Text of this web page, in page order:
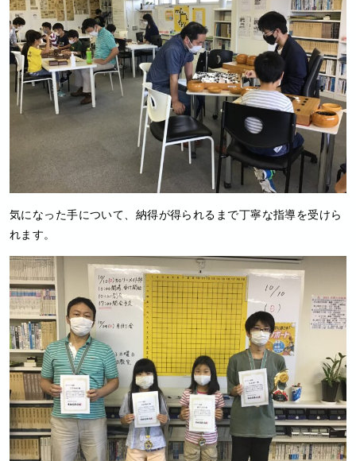
気になった手について、納得が得られるまで丁寧な指導を受けら
れます。